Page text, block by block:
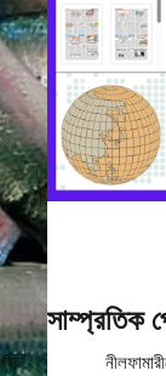
সাম্প্রতিক